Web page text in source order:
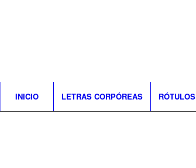
INICIO LETRAS CORPÓREAS RÓTULOS